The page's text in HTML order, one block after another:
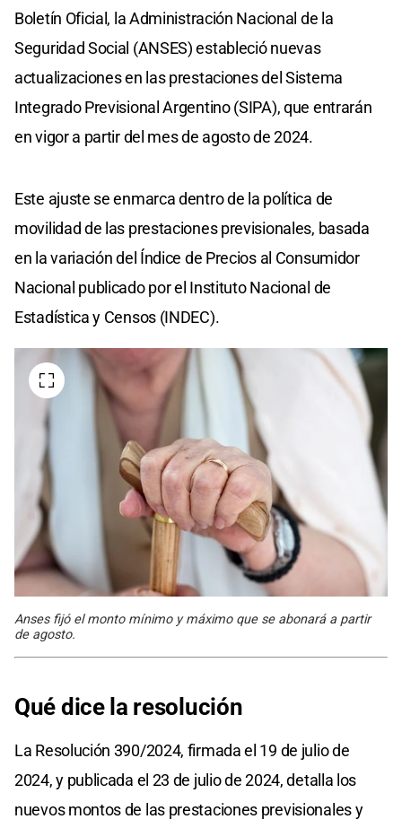
Boletín Oficial, la Administración Nacional de la
Seguridad Social (ANSES) estableció nuevas
actualizaciones en las prestaciones del Sistema
Integrado Previsional Argentino (SIPA), que entrarán
en vigor a partir del mes de agosto de 2024.
Este ajuste se enmarca dentro de la política de
movilidad de las prestaciones previsionales, basada
en la variación del Índice de Precios al Consumidor
Nacional publicado por el Instituto Nacional de
Estadística y Censos (INDEC).
Anses fijó el monto mínimo y máximo que se abonará a partir
de agosto.
Qué dice la resolución
La Resolución 390/2024, firmada el 19 de julio de
2024, y publicada el 23 de julio de 2024, detalla los
nuevos montos de las prestaciones previsionales y